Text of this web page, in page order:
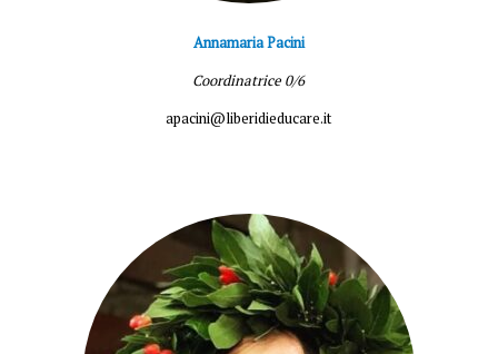
Annamaria Pacini
Coordinatrice 0/6
apacini@liberidieducare.it